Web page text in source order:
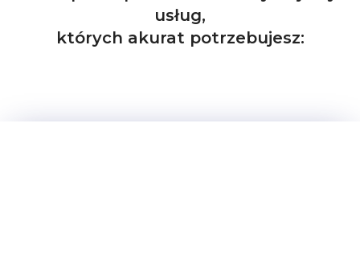
usług,
których akurat potrzebujesz: